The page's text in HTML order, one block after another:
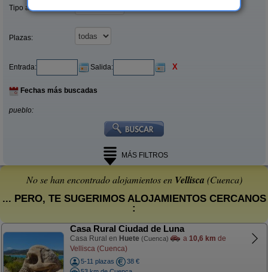
Tipo alquiler:
Plazas:
Entrada: Salida: X
Fechas más buscadas
pueblo:
MÁS FILTROS
No se han encontrado alojamientos en Vellisca (Cuenca)
... PERO, TE SUGERIMOS ALOJAMIENTOS CERCANOS
:
Casa Rural Ciudad de Luna
Casa Rural en Huete (Cuenca) a 10,6 km de
Vellisca (Cuenca)
5-11 plazas
38 €